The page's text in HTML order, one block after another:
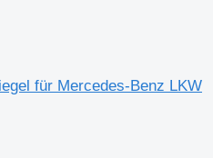
für Mercedes-Benz LKW